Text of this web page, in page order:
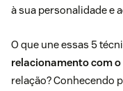
à sua personalidade e
O que une essas 5
relacionamento com
relação? Conhecendo